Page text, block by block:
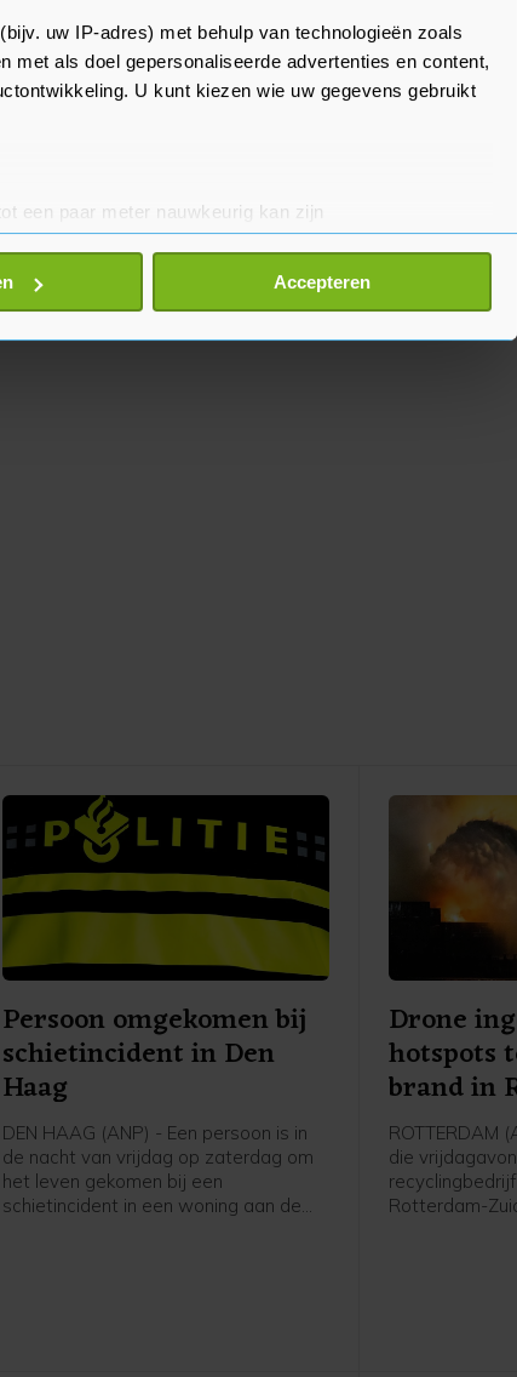
uw IP-adres) met behulp van technologieën zoals
met als doel gepersonaliseerde advertenties en content,
U kunt kiezen wie uw gegevens gebruikt
een paar meter nauwkeurig kan zijn
eigenschappen (fingerprinting)
stel uw voorkeuren in het
detailgedeelte
Accepteren
is
Persoon omgekomen bij
schietincident in Den
Haag
DEN HAAG (ANP) - Een persoon is in
de nacht van vrijdag op zaterdag om
het leven gekomen bij een
schietincident in een woning aan de
Drone
hotspots
brand in
ROTTERDAM
die
Rotterdam-